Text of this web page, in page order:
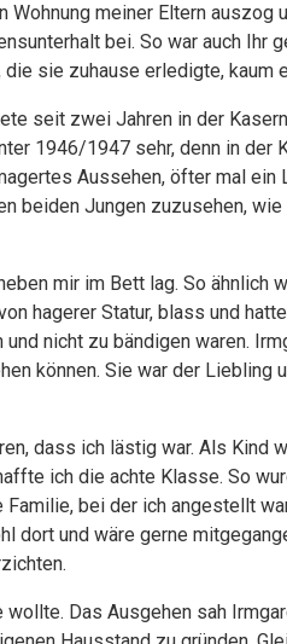
meiner Eltern auszog
bei. So war auch Ihr
sie zuhause erledigte, kaum
seit zwei Jahren in der
1946/1947 sehr, denn in der
Aussehen, öfter mal ein
beiden Jungen zuzusehen,
mir im Bett lag. So ähnlich
hagerer Statur, blass und
nicht zu bändigen waren.
können. Sie war der Liebling
dass ich lästig war. Als Kind
ich die achte Klasse. So
bei der ich angestellt
dort und wäre gerne
Das Ausgehen sah